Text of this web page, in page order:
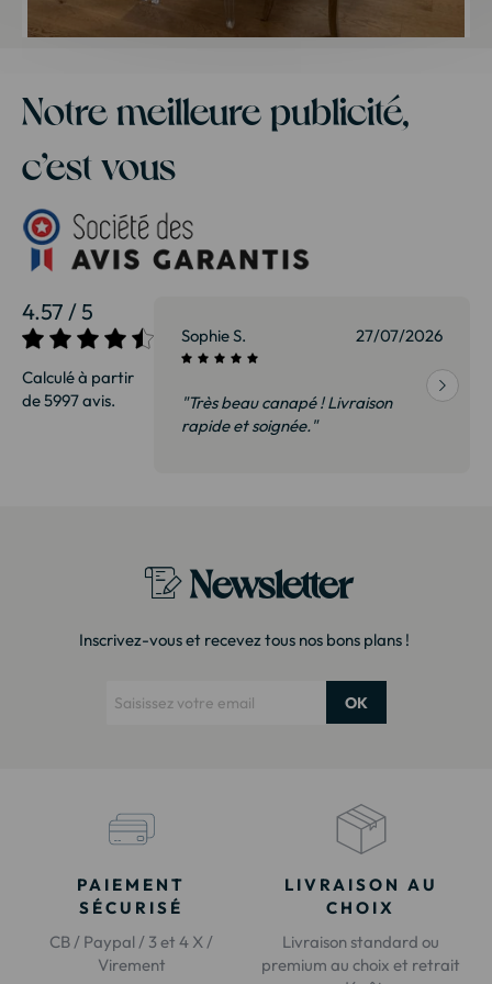
Notre meilleure publicité,
c’est vous
4.57 / 5
Calculé à partir
de 5997 avis.
27/07/2026 Sophie S. 27/07/2026
"Très beau canapé ! Livraison
rapide et soignée."
Newsletter
Inscrivez-vous et recevez tous nos bons plans !
OK
PAIEMENT
SÉCURISÉ
CB / Paypal / 3 et 4 X /
Virement
LIVRAISON AU
CHOIX
Livraison standard ou
premium au choix et retrait